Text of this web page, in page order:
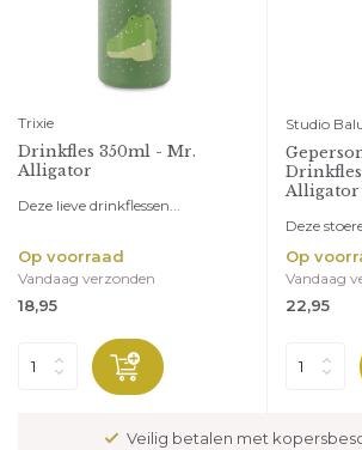
Trixie
Drinkfles 350ml - Mr.
Alligator
Deze lieve drinkflessen...
Op voorraad
Vandaag verzonden
18,95
Studio
Alligator
Deze
Op
Vandaag
22,95
Veilig betalen met